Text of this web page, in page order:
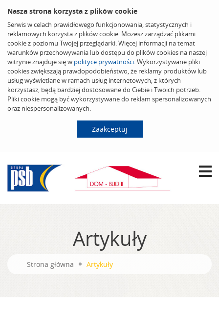
Nasza strona korzysta z plików cookie
Serwis w celach prawidłowego funkcjonowania, statystycznych i
reklamowych korzysta z plików cookie. Możesz zarządzać plikami
cookie z poziomu Twojej przeglądarki. Więcej informacji na temat
warunków przechowywania lub dostępu do plików cookies na naszej
witrynie znajduje się w polityce prywatności. Wykorzystywane pliki
cookies zwiększają prawdopodobieństwo, że reklamy produktów lub
usług wyświetlane w ramach usług internetowych, z których
korzystasz, będą bardziej dostosowane do Ciebie i Twoich potrzeb.
Pliki cookie mogą być wykorzystywane do reklam spersonalizowanych
oraz niespersonalizowanych.
Zaakceptuj
Artykuły
Strona główna Artykuły